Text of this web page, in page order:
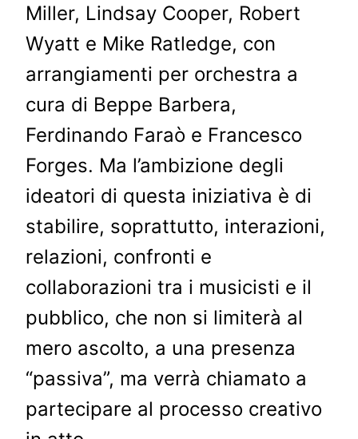
Miller, Lindsay Cooper, Robert
Wyatt e Mike Ratledge, con
arrangiamenti per orchestra a
cura di Beppe Barbera,
Ferdinando Faraò e Francesco
Forges. Ma l’ambizione degli
ideatori di questa iniziativa è di
stabilire, soprattutto, interazioni,
relazioni, confronti e
collaborazioni tra i musicisti e il
pubblico, che non si limiterà al
mero ascolto, a una presenza
“passiva”, ma verrà chiamato a
partecipare al processo creativo